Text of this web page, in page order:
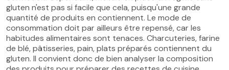
gluten n'est pas si facile que cela, puisqu'une grande
quantité de produits en contiennent. Le mode de
consommation doit par ailleurs être repensé, car les
habitudes alimentaires sont tenaces. Charcuteries, farine
de blé, pâtisseries, pain, plats préparés contiennent du
gluten. Il convient donc de bien analyser la composition